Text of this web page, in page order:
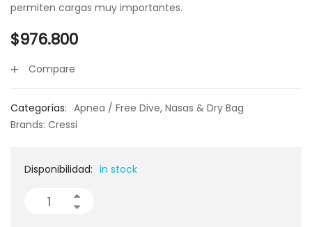
permiten cargas muy importantes.
$976.800
Compare
Categorías: Apnea / Free Dive, Nasas & Dry Bag
Brands: Cressi
Disponibilidad: in stock